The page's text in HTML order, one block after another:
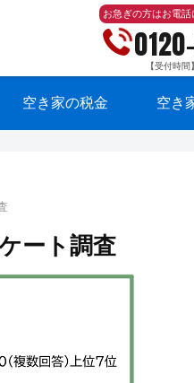
お急ぎの方はお電話
【受付時
空き家の税金 空き
ート調査